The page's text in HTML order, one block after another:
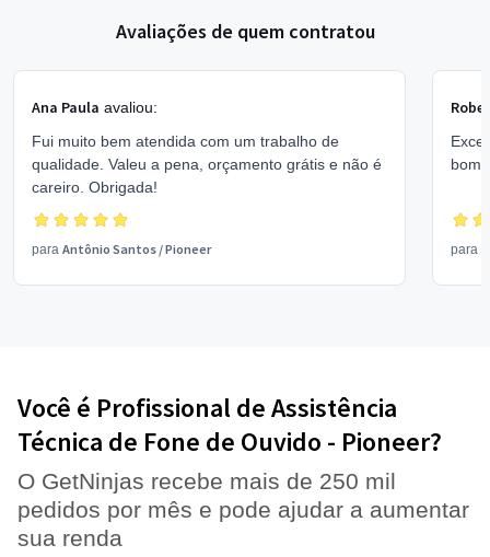
Avaliações de quem contratou
Ana Paula avaliou:
Fui muito bem atendida com um trabalho de
qualidade. Valeu a pena, orçamento grátis e não é
careiro. Obrigada!
para Antônio Santos /Pioneer
bom
para
Você é Profissional de Assistência
Técnica de Fone de Ouvido - Pioneer?
O GetNinjas recebe mais de 250 mil
pedidos por mês e pode ajudar a aumentar
sua renda